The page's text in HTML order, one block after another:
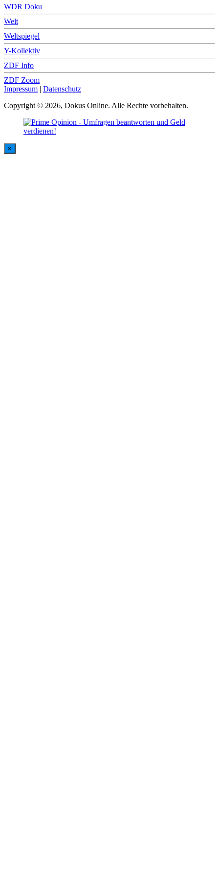
WDR Doku
Welt
Weltspiegel
Y-Kollektiv
ZDF Info
ZDF Zoom
Impressum | Datenschutz
Copyright © 2026, Dokus Online. Alle Rechte vorbehalten.
×